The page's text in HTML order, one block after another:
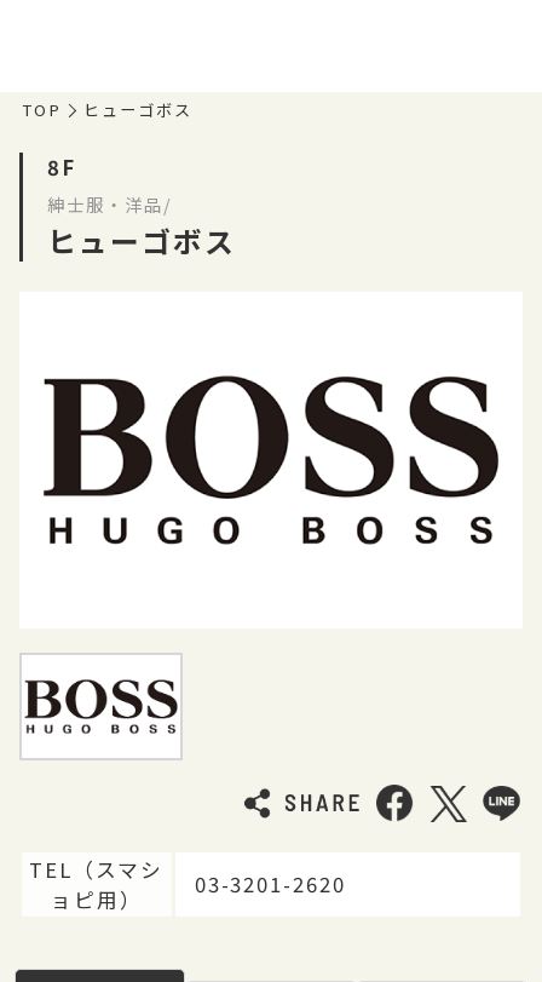
TOP ヒューゴボス
8F
紳士服・洋品/
ヒューゴボス
TEL（スマシ
ョピ用）
03-3201-2620